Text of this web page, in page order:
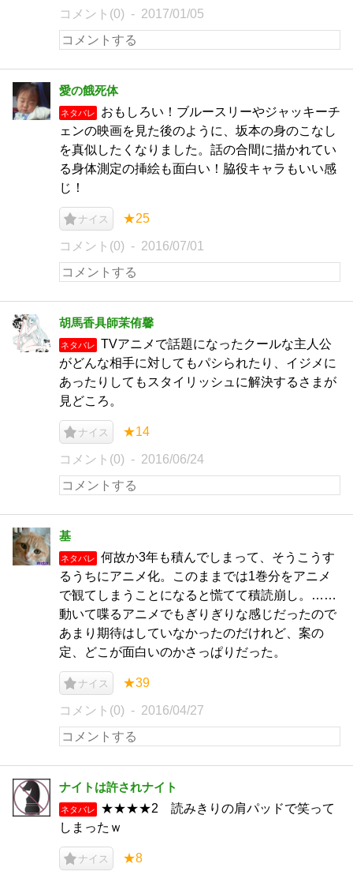
コメント(0) 2017/01/05
愛の餓死体
ネタバレ
おもしろい！ブルースリーやジャッキーチ
ェンの映画を見た後のように、坂本の身のこなし
を真似したくなりました。話の合間に描かれてい
る身体測定の挿絵も面白い！脇役キャラもいい感
じ！
ナイス ★25
コメント(0) 2016/07/01
胡馬香具師茉侑馨
ネタバレ
TVアニメで話題になったクールな主人公
がどんな相手に対してもパシられたり、イジメに
あったりしてもスタイリッシュに解決するさまが
見どころ。
ナイス ★14
コメント(0) 2016/06/24
基
ネタバレ
何故か3年も積んでしまって、そうこうす
るうちにアニメ化。このままでは1巻分をアニメ
で観てしまうことになると慌てて積読崩し。……
動いて喋るアニメでもぎりぎりな感じだったので
あまり期待はしていなかったのだけれど、案の
定、どこが面白いのかさっぱりだった。
ナイス ★39
コメント(0) 2016/04/27
ナイトは許されナイト
ネタバレ
★★★★2 読みきりの肩パッドで笑って
しまったｗ
ナイス ★8